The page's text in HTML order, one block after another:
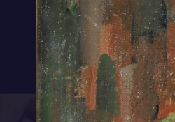
Van de vijf
zijn favoriet.